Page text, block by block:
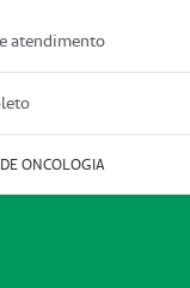
atendimento
ONCOLOGIA